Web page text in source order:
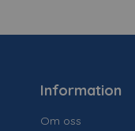
Information
Om oss